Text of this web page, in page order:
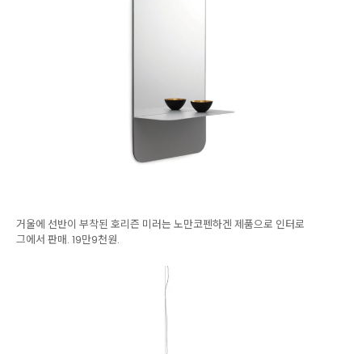
거울에 선반이 부착된 호리즌 미러는 노만코펜하겐 제품으로 인터로
그에서 판매. 19만9천원.